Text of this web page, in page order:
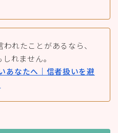
れたことがあるなら、
れません。
あなたへ｜信者扱いを避